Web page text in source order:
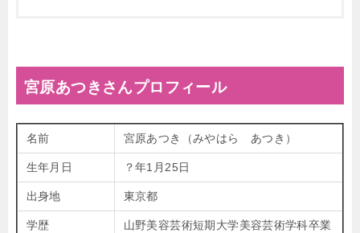
宮原あつきさんプロフィール
名前 宮原あつき（みやはら あつき）
生年月日 ？年1月25日
出身地 東京都
学歴
山野美容芸術短期大学美容芸術学科卒業